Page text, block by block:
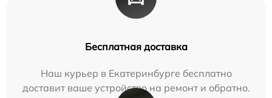
Бесплатная доставка
Наш курьер в Екатеринбурге бесплатно
доставит ваше устройство на ремонт и обратно.